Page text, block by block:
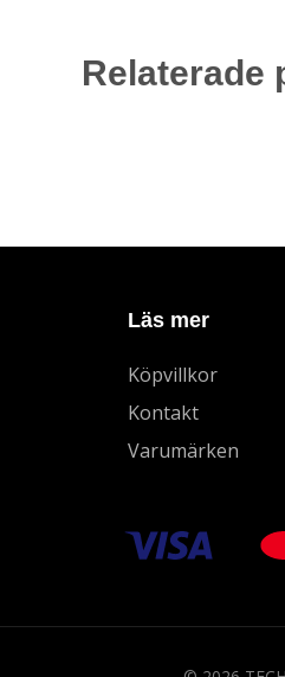
Relaterade
Läs mer
Köpvillkor
Kontakt
Varumärken